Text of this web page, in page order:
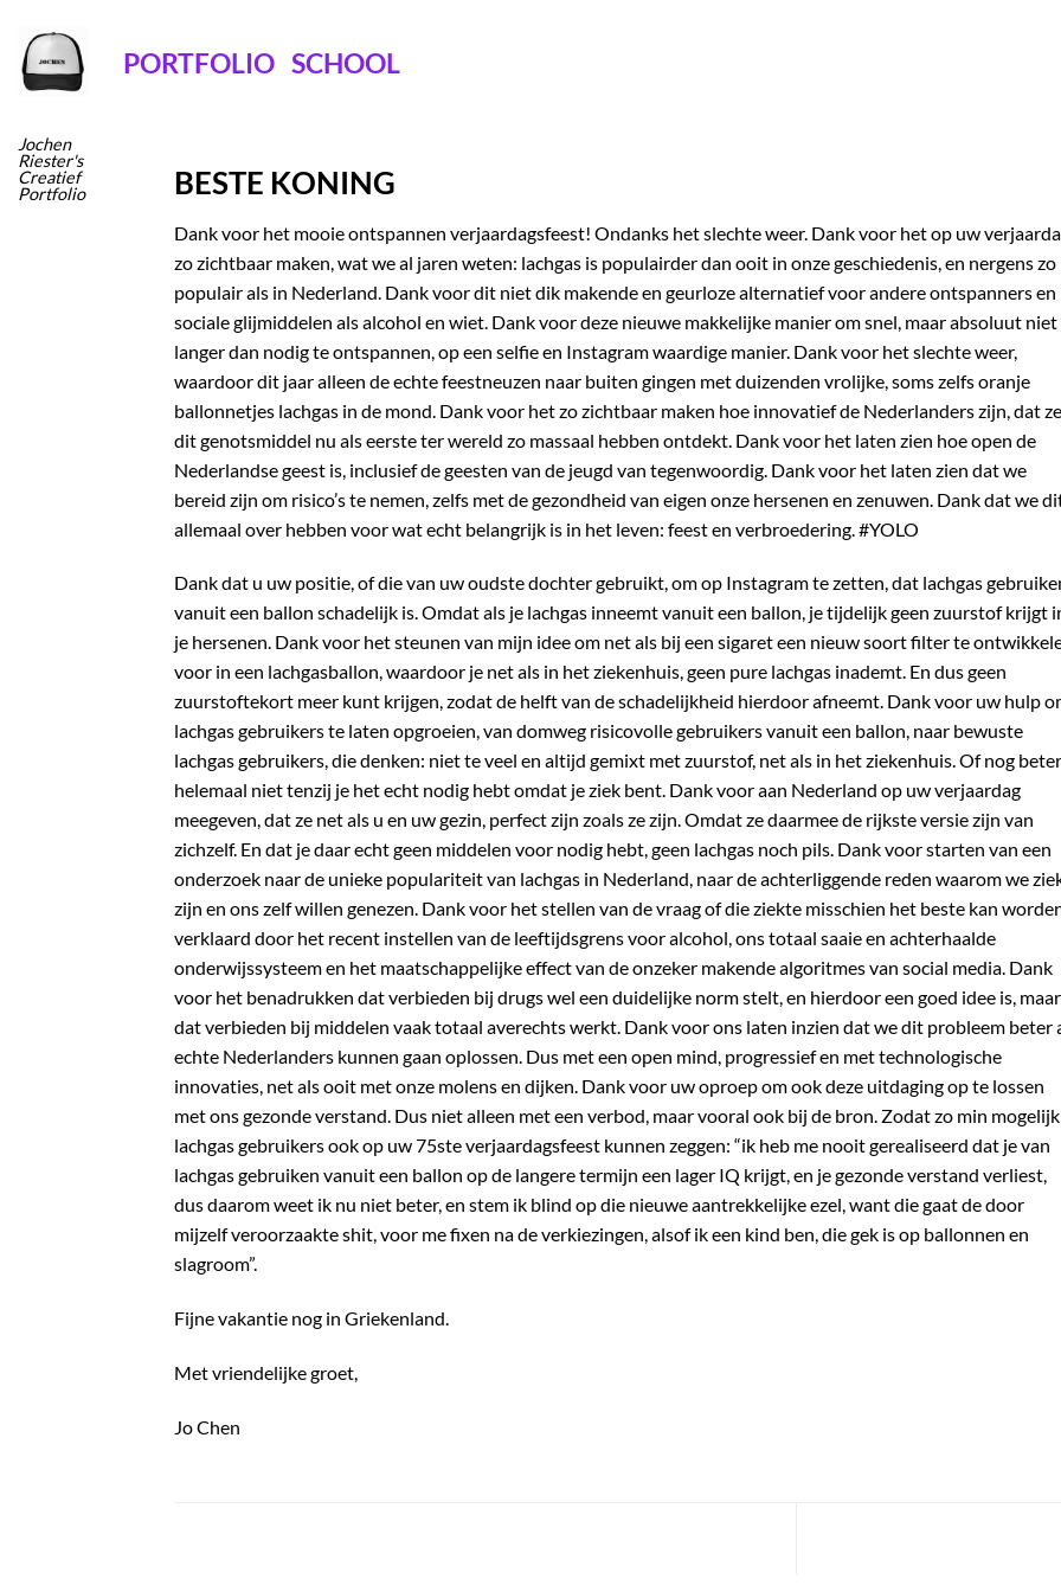
naar
inhoud
Jochen
Riester's
Creatief
Portfolio
PORTFOLIO SCHOOL
BESTE KONING
Dank voor het mooie ontspannen verjaardagsfeest! Ondanks het slechte weer. Dank voor het op uw
zo zichtbaar maken, wat we al jaren weten: lachgas is populairder dan ooit in onze geschiedenis, en nergens zo
populair als in Nederland. Dank voor dit niet dik makende en geurloze alternatief voor andere ontspanners en
sociale glijmiddelen als alcohol en wiet. Dank voor deze nieuwe makkelijke manier om snel, maar absoluut niet
langer dan nodig te ontspannen, op een selfie en Instagram waardige manier. Dank voor het slechte weer,
waardoor dit jaar alleen de echte feestneuzen naar buiten gingen met duizenden vrolijke, soms zelfs oranje
ballonnetjes lachgas in de mond. Dank voor het zo zichtbaar maken hoe innovatief de Nederlanders zijn, dat ze
dit genotsmiddel nu als eerste ter wereld zo massaal hebben ontdekt. Dank voor het laten zien hoe open de
Nederlandse geest is, inclusief de geesten van de jeugd van tegenwoordig. Dank voor het laten zien dat we
bereid zijn om risico’s te nemen, zelfs met de gezondheid van eigen onze hersenen en zenuwen. Dank dat we
allemaal over hebben voor wat echt belangrijk is in het leven: feest en verbroedering. #YOLO
Dank dat u uw positie, of die van uw oudste dochter gebruikt, om op Instagram te zetten, dat lachgas
vanuit een ballon schadelijk is. Omdat als je lachgas inneemt vanuit een ballon, je tijdelijk geen zuurstof krijgt
je hersenen. Dank voor het steunen van mijn idee om net als bij een sigaret een nieuw soort filter te
voor in een lachgasballon, waardoor je net als in het ziekenhuis, geen pure lachgas inademt. En dus geen
zuurstoftekort meer kunt krijgen, zodat de helft van de schadelijkheid hierdoor afneemt. Dank voor uw hulp
lachgas gebruikers te laten opgroeien, van domweg risicovolle gebruikers vanuit een ballon, naar bewuste
lachgas gebruikers, die denken: niet te veel en altijd gemixt met zuurstof, net als in het ziekenhuis. Of nog
helemaal niet tenzij je het echt nodig hebt omdat je ziek bent. Dank voor aan Nederland op uw verjaardag
meegeven, dat ze net als u en uw gezin, perfect zijn zoals ze zijn. Omdat ze daarmee de rijkste versie zijn van
zichzelf. En dat je daar echt geen middelen voor nodig hebt, geen lachgas noch pils. Dank voor starten van een
onderzoek naar de unieke populariteit van lachgas in Nederland, naar de achterliggende reden waarom we
zijn en ons zelf willen genezen. Dank voor het stellen van de vraag of die ziekte misschien het beste kan
verklaard door het recent instellen van de leeftijdsgrens voor alcohol, ons totaal saaie en achterhaalde
onderwijssysteem en het maatschappelijke effect van de onzeker makende algoritmes van social media. Dank
voor het benadrukken dat verbieden bij drugs wel een duidelijke norm stelt, en hierdoor een goed idee is, maar
dat verbieden bij middelen vaak totaal averechts werkt. Dank voor ons laten inzien dat we dit probleem beter
echte Nederlanders kunnen gaan oplossen. Dus met een open mind, progressief en met technologische
innovaties, net als ooit met onze molens en dijken. Dank voor uw oproep om ook deze uitdaging op te lossen
met ons gezonde verstand. Dus niet alleen met een verbod, maar vooral ook bij de bron. Zodat zo min mogelijk
lachgas gebruikers ook op uw 75ste verjaardagsfeest kunnen zeggen: “ik heb me nooit gerealiseerd dat je van
lachgas gebruiken vanuit een ballon op de langere termijn een lager IQ krijgt, en je gezonde verstand verliest,
dus daarom weet ik nu niet beter, en stem ik blind op die nieuwe aantrekkelijke ezel, want die gaat de door
mijzelf veroorzaakte shit, voor me fixen na de verkiezingen, alsof ik een kind ben, die gek is op ballonnen en
slagroom”.
Fijne vakantie nog in Griekenland.
Met vriendelijke groet,
Jo Chen